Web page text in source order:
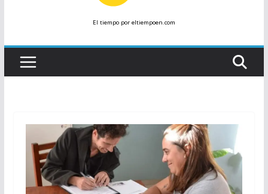
El tiempopor eltiempoen.com